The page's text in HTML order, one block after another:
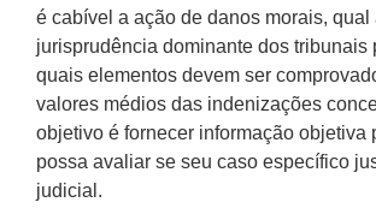
é cabível a ação de danos morais, qual
jurisprudência dominante dos tribunais
quais elementos devem ser
valores médios das indenizações
objetivo é fornecer informação objetiva
possa avaliar se seu caso específico
judicial.